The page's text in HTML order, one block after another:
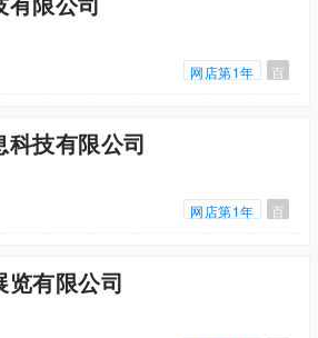
网店第1年 百
技有限公司
网店第1年 百
览有限公司